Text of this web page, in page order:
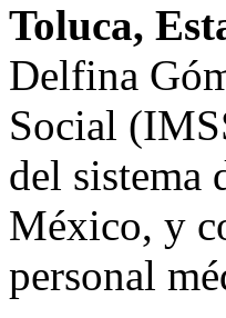
Toluca,
Delfina
Social
del sistema
México, y
personal